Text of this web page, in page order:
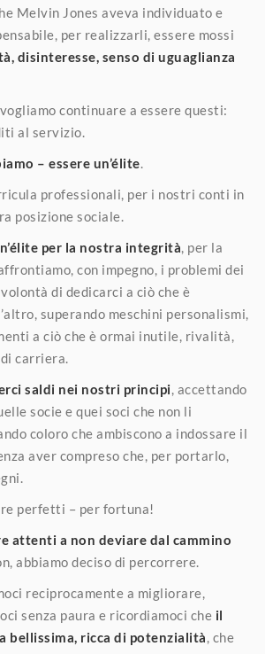
Melvin Jones aveva individuato e
per realizzarli, essere mossi
disinteresse, senso di uguaglianza
continuare a essere questi:
al servizio.
– essere un’élite.
professionali, per i nostri conti in
posizione sociale.
per la nostra integrità, per la
con impegno, i problemi dei
di dedicarci a ciò che è
superando meschini personalismi,
a ciò che è ormai inutile, rivalità,
carriera.
saldi nei nostri principi, accettando
socie e quei soci che non li
coloro che ambiscono a indossare il
aver compreso che, per portarlo,
perfetti – per fortuna!
attenti a non deviare dal cammino
abbiamo deciso di percorrere.
reciprocamente a migliorare,
senza paura e ricordiamoci che il
bellissima, ricca di potenzialità, che